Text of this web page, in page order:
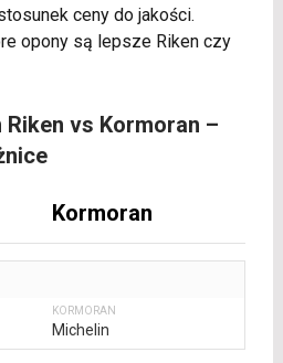
ceny do jakości.
opony są lepsze Riken czy
vs Kormoran –
Kormoran
Michelin